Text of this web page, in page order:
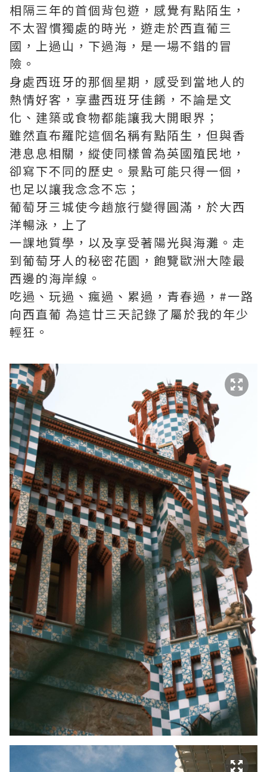
相隔三年的首個背包遊，感覺有點陌生，
不太習慣獨處的時光，遊走於西直葡三
國，上過山，下過海，是一場不錯的冒
險。
身處西班牙的那個星期，感受到當地人的
熱情好客，享盡西班牙佳餚，不論是文
化、建築或食物都能讓我大開眼界；
雖然直布羅陀這個名稱有點陌生，但與香
港息息相關，縱使同樣曾為英國殖民地，
卻寫下不同的歷史。景點可能只得一個，
也足以讓我念念不忘；
葡萄牙三城使今趟旅行變得圓滿，於大西
洋暢泳，上了
一課地質學，以及享受著陽光與海灘。走
到葡萄牙人的秘密花園，飽覽歐洲大陸最
西邊的海岸線。
吃過、玩過、瘋過、累過，青春過，#一路
向西直葡 為這廿三天記錄了屬於我的年少
輕狂。